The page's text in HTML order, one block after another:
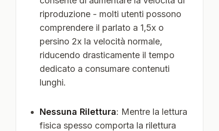
riproduzione - molti utenti possono
comprendere il parlato a 1,5x o
persino 2x la velocità normale,
riducendo drasticamente il tempo
dedicato a consumare contenuti
lunghi.
Nessuna Rilettura: Mentre la lettura
fisica spesso comporta la rilettura